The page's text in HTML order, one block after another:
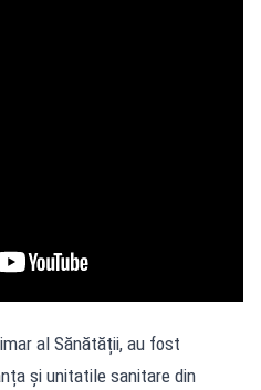
al Sănătății, au fost
și unitatile sanitare din